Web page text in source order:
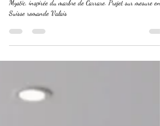
Salle de bain design haut de gamme avec feuille de pierre
Suisse romande Valais